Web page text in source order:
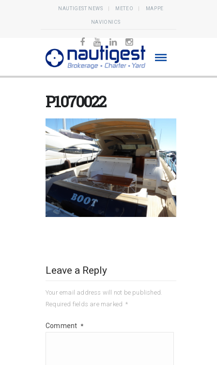
NAUTIGEST NEWS METEO MAPPE
NAVIONICS
P1070022
Leave a Reply
Your email address will not be published.
Required fields are marked *
Comment *